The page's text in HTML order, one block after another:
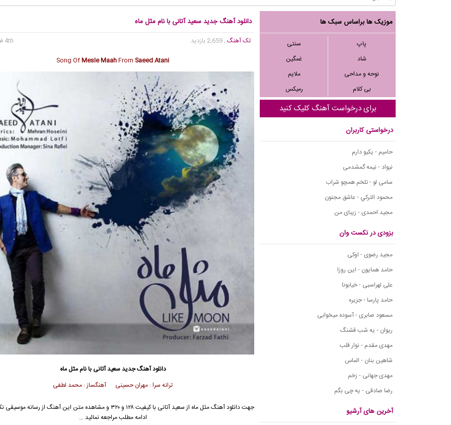
موزیک ها براساس سبک ها
پاپ
سنتی
شاد
غمگین
نوحه و مداحی
ملایم
بی کلام
رمیکس
برای درخواست آهنگ کلیک کنید
درخواستی کاربران
حامیم - یکیو دارم
نیواد - نیمه گمشدمی
سامی لو - تلخم همچو شراب
محمود التركي - عاشق مجنون
مجید احمدی - زیبای من
بزودی در نکست وان
مجید رضوی - اوکی
حامد همایون - این روزا
علی لهراسبی - خیابونا
حامد پارسا - جزیره
مسعود صابری - آسوده میخوابی
ریوان - یه شب قشنگ
مهدی مقدم - نوار قلب
شاهین بنان - الماس
مهدی جهانی - زخم
رضا صادقی - یه چی بگم
آخرین های آرشیو
دانلود آهنگ جدید سعید آتانی با نام مثل ماه
تک آهنگ, 2,659 بازدید
4th فوریه 2018
Song OfMesle MaahFrom Saeed Atani
دانلود آهنگ جدیدسعید آتانی با نام مثل ماه
ترانه سرا : مهران حسینی آهنگساز : محمد لطفی
جهت دانلود آهنگ مثل ماه از سعید آتانی
با کیفیت ۱۲۸ و ۳۲۰ و مشاهده متن این آهنگ از رسانه
ادامه مطلب مراجعه نمائید …